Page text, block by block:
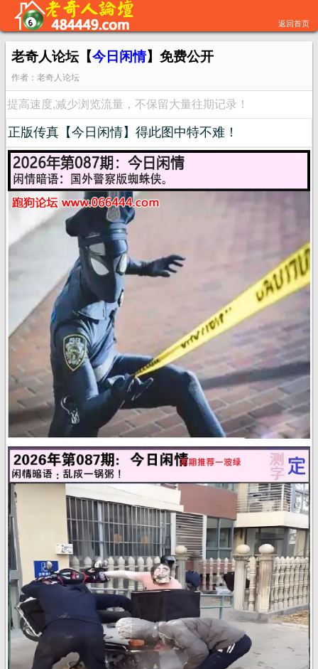
返回首页
老奇人论坛【今日闲情】免费公开
作者：老奇人论坛
提高速度,减少浏览流量，不保留大量往期记录！
正版传真【今日闲情】得此图中特不难！